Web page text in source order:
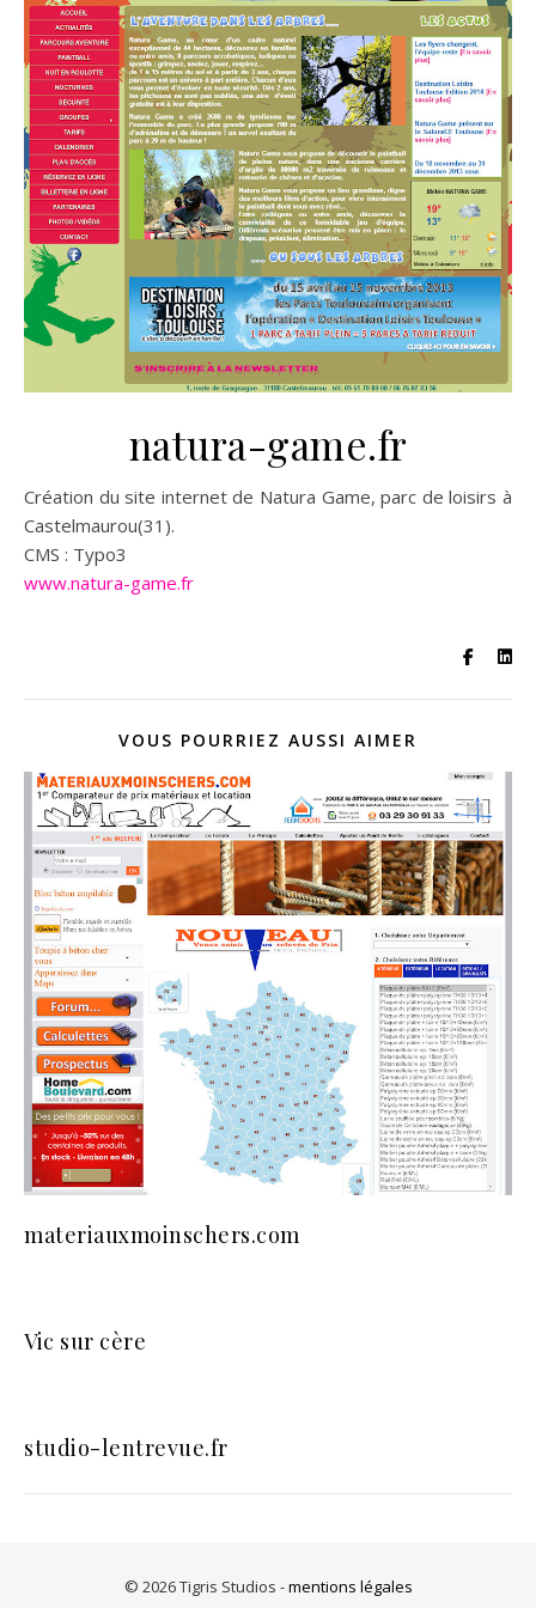
natura-game.fr
Création du site internet de Natura Game, parc de loisirs à
Castelmaurou(31).
CMS : Typo3
www.natura-game.fr
VOUS POURRIEZ AUSSI AIMER
materiauxmoinschers.com
Vic sur cère
studio-lentrevue.fr
© 2026 Tigris Studios -mentions légales